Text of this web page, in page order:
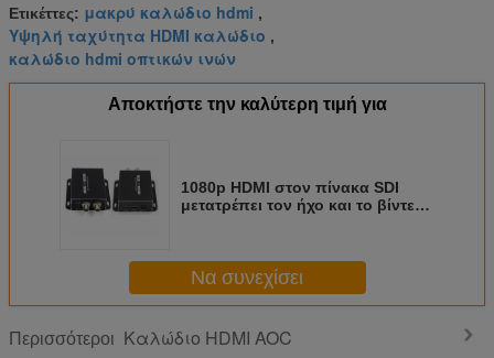
Ετικέττες: μακρύ καλώδιο hdmi ,
Υψηλή ταχύτητα HDMI καλώδιο ,
καλώδιο hdmi οπτικών ινών
Αποκτήστε την καλύτερη τιμή για
1080p HDMI στον πίνακα SDI
μετατρέπει τον ήχο και το βίντεο
Να συνεχίσει
Περισσότεροι Καλώδιο HDMI AOC